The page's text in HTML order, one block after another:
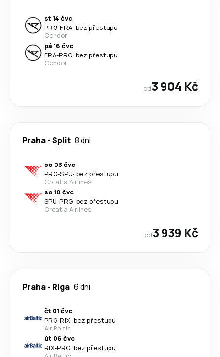
st 14 čvc
PRG-FRA· bez přestupu
Condor
pá 16 čvc
FRA-PRG· bez přestupu
Condor
od3 904 Kč
Praha-Split 8 dni
so 03 čvc
PRG-SPU· bez přestupu
Croatia Airlines
so 10 čvc
SPU-PRG· bez přestupu
Croatia Airlines
od3 939 Kč
Praha- Riga 6 dni
čt 01 čvc
PRG-RIX· bez přestupu
Air Baltic
út 06 čvc
RIX-PRG· bez přestupu